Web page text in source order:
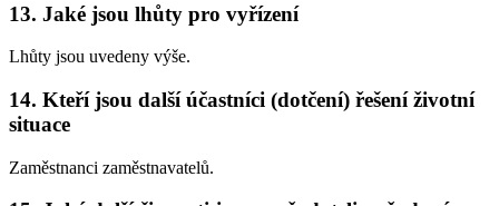
13. Jaké jsou lhůty pro vyřízení
Lhůty jsou uvedeny výše.
14. Kteří jsou další účastníci (dotčení) řešení životní
situace
Zaměstnanci zaměstnavatelů.